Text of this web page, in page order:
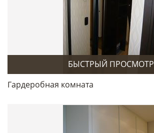
БЫСТРЫЙ ПРОСМОТР
Гардеробная комната